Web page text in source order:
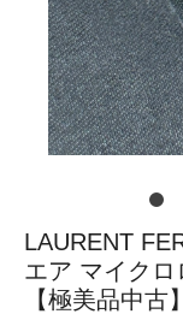
LAURENT
エア マイクロ
【極美品中古